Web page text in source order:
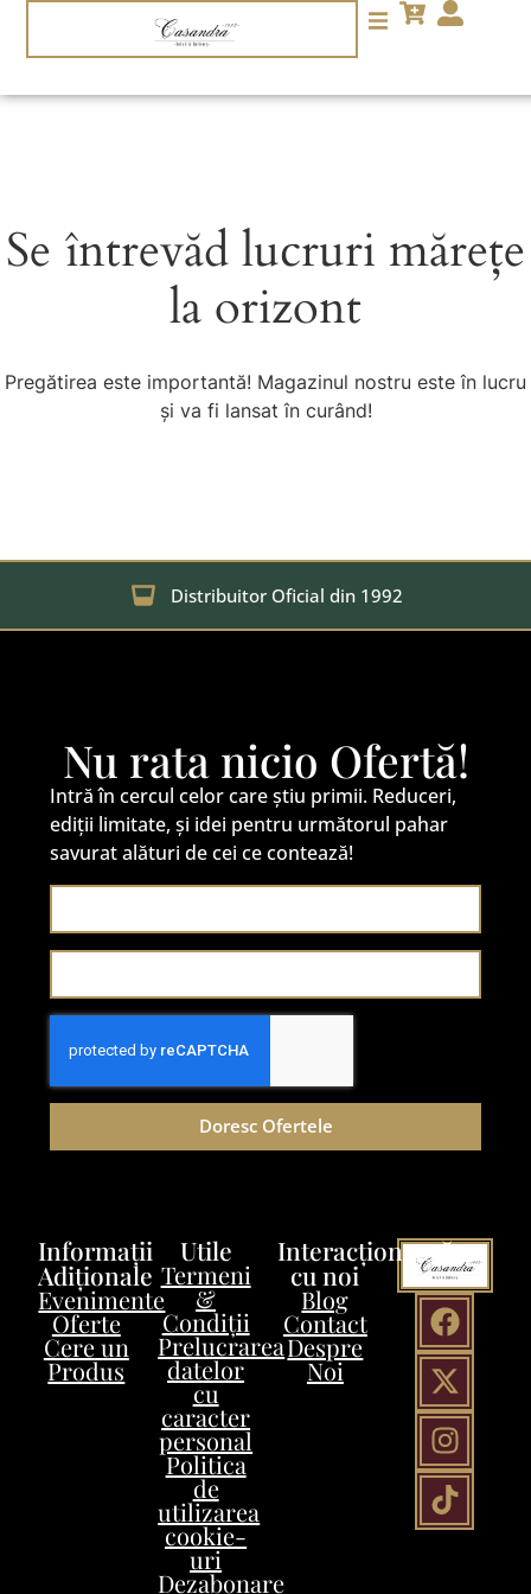
Se întrevăd lucruri mărețe
la orizont
Pregătirea este importantă! Magazinul nostru este în lucru
și va fi lansat în curând!
Distribuitor Oficial din 1992
Nu rata nicio Ofertă!
Intră în cercul celor care știu primii. Reduceri,
ediții limitate, și idei pentru următorul pahar
savurat alături de cei ce contează!
Doresc Ofertele
Interacționează
cu noi
Blog
Contact
Despre
Noi
Utile
Termeni
&
Condiții
Prelucrarea
datelor
cu
caracter
personal
Politica
de
utilizarea
cookie-
uri
Dezabonare
Informații
Adiționale
Evenimente
Oferte
Cere un
Produs